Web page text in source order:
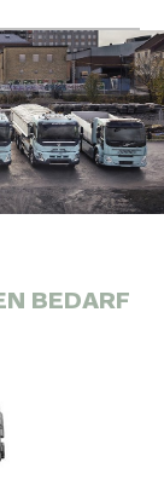
BEDARF